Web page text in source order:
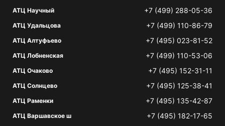
АТЦ Научный +7 (499) 288-05-36
АТЦ Удальцова +7 (499) 110-86-79
АТЦ Алтуфьево +7 (495) 023-81-52
АТЦ Лобненская +7 (499) 110-53-06
АТЦ Очаково +7 (495) 152-31-11
АТЦ Солнцево +7 (495) 125-38-41
АТЦ Раменки +7 (495) 135-42-87
АТЦ Варшавское ш +7 (495) 182-17-65